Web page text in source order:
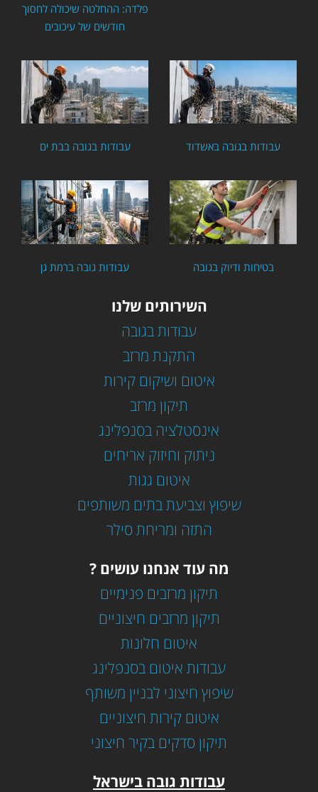
פלדה: ההחלטה שיכולה לחסוך
חודשים של עיכובים
עבודות בגובה באשדוד עבודות בגובה בבת ים
בטיחות ודיוק בגובה עבודות גובה ברמת גן
השירותים שלנו
עבודות בגובה
התקנת מרזב
איטום ושיקום קירות
תיקון מרזב
אינסטלציה בסנפלינג
ניתוק וחיזוק אריחים
איטום גגות
שיפוץ וצביעת בתים משותפים
התזה ומריחת סילר
מה עוד אנחנו עושים ?
תיקון מרזבים פנימיים
תיקון מרזבים חיצוניים
איטום חלונות
עבודות איטום בסנפלינג
שיפוץ חיצוני לבניין משותף
איטום קירות חיצוניים
תיקון סדקים בקיר חיצוני
עבודות גובה בישראל